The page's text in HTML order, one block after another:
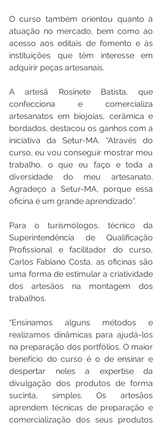
O curso também orientou quanto à
atuação no mercado, bem como ao
acesso aos editais de fomento e às
instituições que têm interesse em
adquirir peças artesanais.
A artesã Rosinete Batista, que
confecciona e comercializa
artesanatos em biojoias, cerâmica e
bordados, destacou os ganhos com a
iniciativa da Setur-MA. “Através do
curso, eu vou conseguir mostrar meu
trabalho, o que eu faço e toda a
diversidade do meu artesanato.
Agradeço a Setur-MA, porque essa
oficina é um grande aprendizado”.
Para o turismólogos, técnico da
Superintendência de Qualificação
Profissional e facilitador do curso,
Carlos Fabiano Costa, as oficinas são
uma forma de estimular a criatividade
dos artesãos na montagem dos
trabalhos.
“Ensinamos alguns métodos e
realizamos dinâmicas para ajudá-los
na preparação dos portfólios. O maior
benefício do curso é o de ensinar e
despertar neles a expertise da
divulgação dos produtos de forma
sucinta, simples. Os artesãos
aprendem técnicas de preparação e
comercialização dos seus produtos